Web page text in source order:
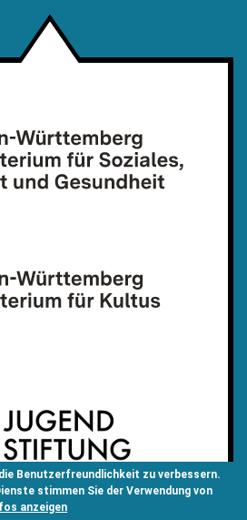
Benutzerfreundlichkeit zu verbessern.
stimmen Sie der Verwendung von
anzeigen